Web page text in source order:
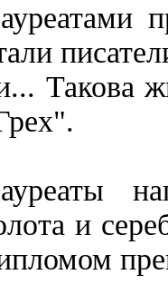
Такова
и